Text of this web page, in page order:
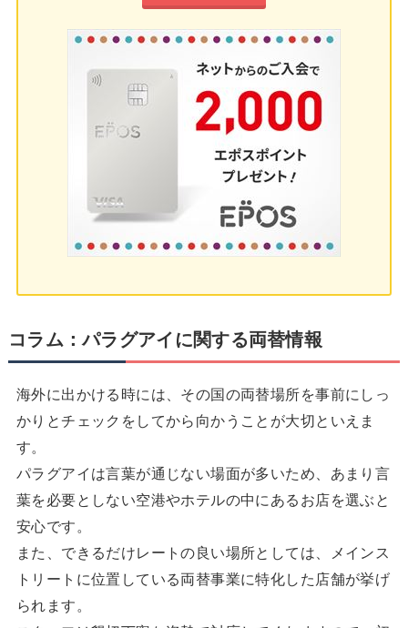
コラム：パラグアイに関する両替情報
海外に出かける時には、その国の両替場所を事前にしっ
かりとチェックをしてから向かうことが大切といえま
す。
パラグアイは言葉が通じない場面が多いため、あまり言
葉を必要としない空港やホテルの中にあるお店を選ぶと
安心です。
また、できるだけレートの良い場所としては、メインス
トリートに位置している両替事業に特化した店舗が挙げ
られます。